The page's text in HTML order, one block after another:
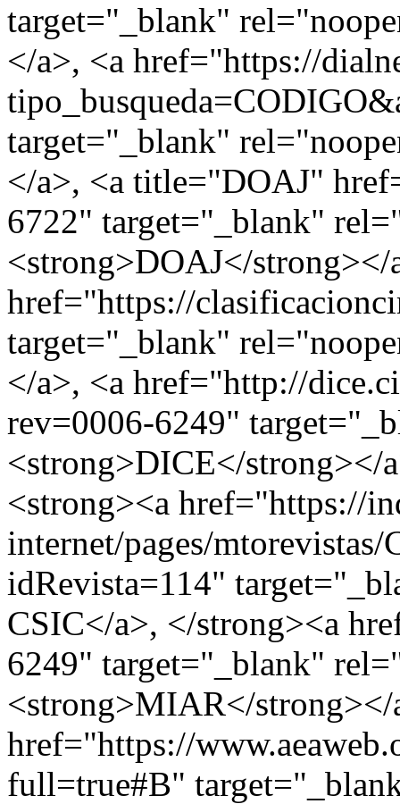
target="_blank"
</a>, <a href="https://
target="_blank"
</a>, <a title="DOAJ"
6722" target="_blank"
<strong>DOAJ</strong></
href="https://
target="_blank"
</a>, <a href="http://
rev=0006-6249"
<strong>DICE</strong></
<strong><a href="https://
internet/pages/
idRevista=114"
CSIC</a>, </strong><a
6249" target="_blank"
<strong>MIAR</strong></
href="https://
full=true#B"